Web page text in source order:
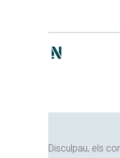
Disculpau, els